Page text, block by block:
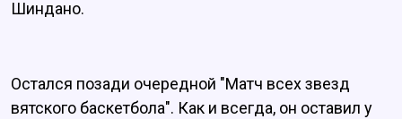
Шиндано.
Остался позади очередной "Матч всех звезд
вятского баскетбола". Как и всегда, он оставил у